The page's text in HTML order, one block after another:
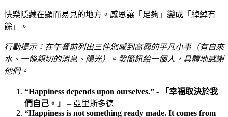
快樂隱藏在顯而易見的地方。感恩讓「足夠」變成「綽綽有
餘」。
行動提示：在午餐前列出三件您感到高興的平凡小事（有自來
水、一條親切的消息、陽光）。發簡訊給一個人，具體地感謝
他們。
“Happiness depends upon ourselves.” - 「幸福取決於我
們自己。」
– 亞里斯多德
“Happiness is not something ready made. It comes from